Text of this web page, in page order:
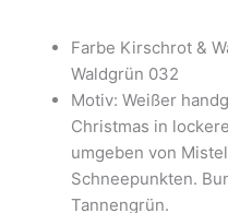
Merry
Christmas
Weihnachtsmann,
Weihnachten
Menge
Farbe Kirschrot &
Waldgrün 032
Motiv: Weißer
Christmas in
umgeben von
Schneepunkten.
Tannengrün.